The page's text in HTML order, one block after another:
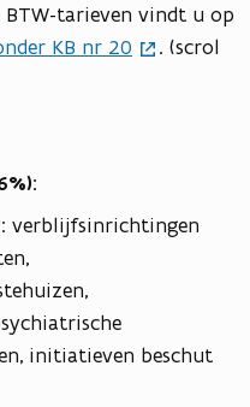
BTW-tarieven vindt u op
KB nr 20
. (scrol
verblijfsinrichtingen
initiatieven beschut